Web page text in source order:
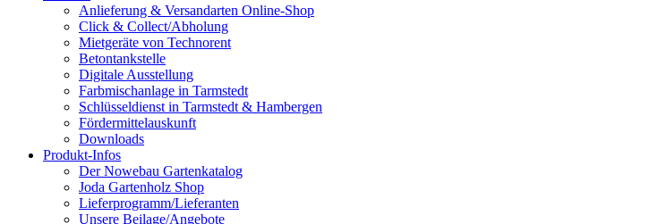
Anlieferung & Versandarten Online-Shop
Click & Collect/Abholung
Mietgeräte von Technorent
Betontankstelle
Digitale Ausstellung
Farbmischanlage in Tarmstedt
Schlüsseldienst in Tarmstedt & Hambergen
Fördermittelauskunft
Downloads
Produkt-Infos
Der Nowebau Gartenkatalog
Joda Gartenholz Shop
Lieferprogramm/Lieferanten
Unsere Beilage/Angebote